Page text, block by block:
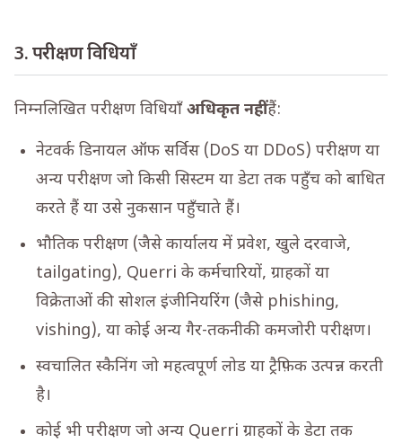
3. परीक्षण विधियाँ
निम्नलिखित परीक्षण विधियाँ अधिकृत नहींहैं:
नेटवर्क डिनायल ऑफ सर्विस (DoS या DDoS) परीक्षण या
अन्य परीक्षण जो किसी सिस्टम या डेटा तक पहुँच को बाधित
करते हैं या उसे नुकसान पहुँचाते हैं।
भौतिक परीक्षण (जैसे कार्यालय में प्रवेश, खुले दरवाजे,
tailgating), Querri के कर्मचारियों, ग्राहकों या
विक्रेताओं की सोशल इंजीनियरिंग (जैसे phishing,
vishing), या कोई अन्य गैर-तकनीकी कमजोरी परीक्षण।
स्वचालित स्कैनिंग जो महत्वपूर्ण लोड या ट्रैफ़िक उत्पन्न करती
है।
कोई भी परीक्षण जो अन्य Querri ग्राहकों के डेटा तक